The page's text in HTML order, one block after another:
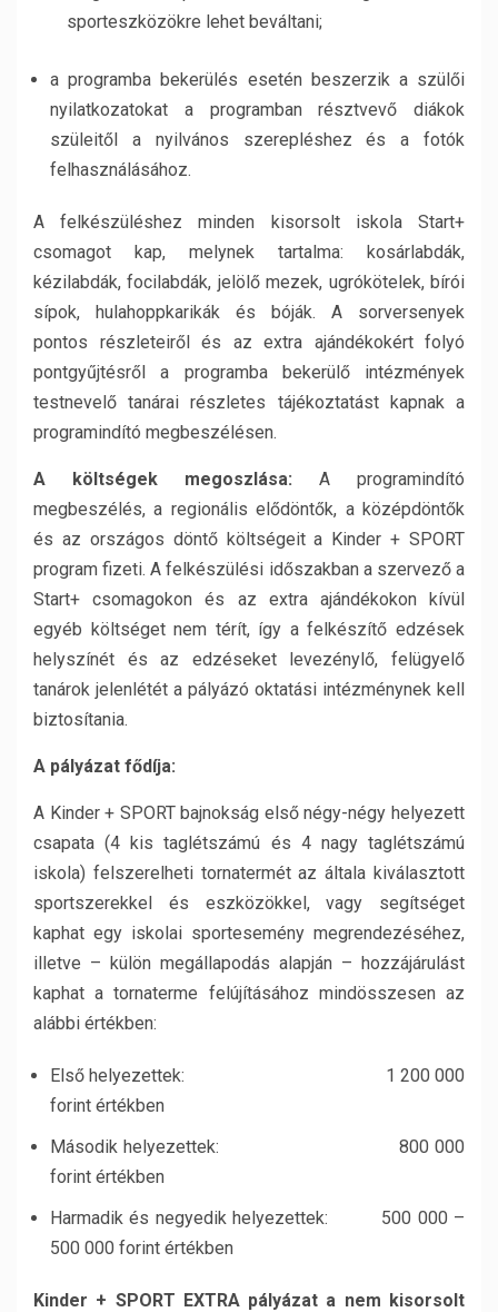
sporteszközökre lehet beváltani;
a programba bekerülés esetén beszerzik a szülői
nyilatkozatokat a programban résztvevő diákok
szüleitől a nyilvános szerepléshez és a fotók
felhasználásához.
A felkészüléshez minden kisorsolt iskola Start+
csomagot kap, melynek tartalma: kosárlabdák,
kézilabdák, focilabdák, jelölő mezek, ugrókötelek, bírói
sípok, hulahoppkarikák és bóják. A sorversenyek
pontos részleteiről és az extra ajándékokért folyó
pontgyűjtésről a programba bekerülő intézmények
testnevelő tanárai részletes tájékoztatást kapnak a
programindító megbeszélésen.
A költségek megoszlása: A programindító
megbeszélés, a regionális elődöntők, a középdöntők
és az országos döntő költségeit a Kinder + SPORT
program fizeti. A felkészülési időszakban a szervező a
Start+ csomagokon és az extra ajándékokon kívül
egyéb költséget nem térít, így a felkészítő edzések
helyszínét és az edzéseket levezénylő, felügyelő
tanárok jelenlétét a pályázó oktatási intézménynek kell
biztosítania.
A pályázat fődíja:
A Kinder + SPORT bajnokság első négy-négy helyezett
csapata (4 kis taglétszámú és 4 nagy taglétszámú
iskola) felszerelheti tornatermét az általa kiválasztott
sportszerekkel és eszközökkel, vagy segítséget
kaphat egy iskolai sportesemény megrendezéséhez,
illetve – külön megállapodás alapján – hozzájárulást
kaphat a tornaterme felújításához mindösszesen az
alábbi értékben:
Első helyezettek: 1 200 000
forint értékben
Második helyezettek: 800 000
forint értékben
Harmadik és negyedik helyezettek: 500 000 –
500 000 forint értékben
Kinder + SPORT EXTRA pályázat a nem kisorsolt